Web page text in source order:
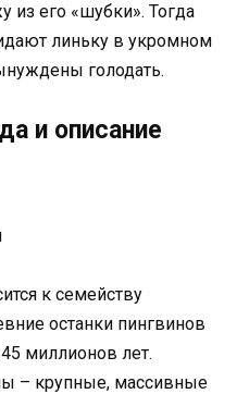
из его «шубки». Тогда
линьку в укромном
голодать.
и описание
к семейству
останки пингвинов
миллионов лет.
– крупные, массивные